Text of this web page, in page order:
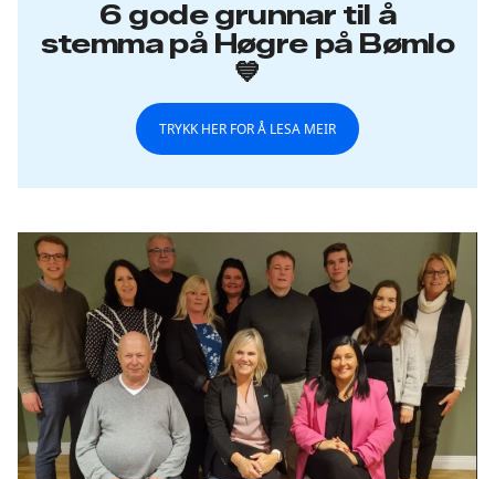
6 gode grunnar til å
stemma på Høgre på Bømlo
💙
TRYKK HER FOR Å LESA MEIR